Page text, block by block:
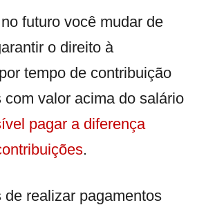
futuro você mudar de
o direito à
tempo de contribuição
com valor acima do salário
pagar a diferença
.
de realizar pagamentos